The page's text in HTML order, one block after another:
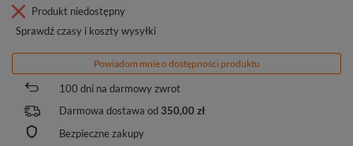
Produkt niedostępny
Sprawdź czasy i koszty wysyłki
Powiadom mnie o dostępności produktu
100 dni na darmowy zwrot
Darmowa dostawa od 350,00 zł
Bezpieczne zakupy